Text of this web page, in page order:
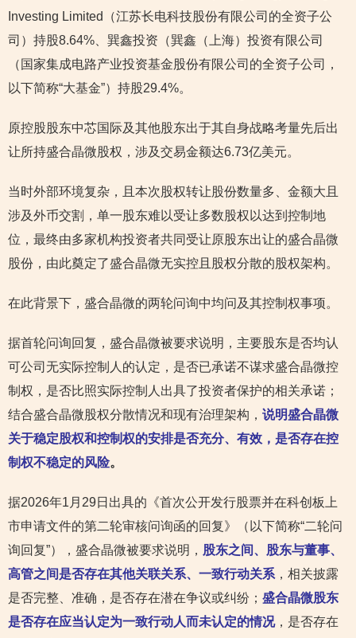
Investing Limited（江苏长电科技股份有限公司的全资子公
司）持股8.64%、巽鑫投资（巽鑫（上海）投资有限公司
（国家集成电路产业投资基金股份有限公司的全资子公司，
以下简称“大基金”）持股29.4%。
原控股股东中芯国际及其他股东出于其自身战略考量先后出
让所持盛合晶微股权，涉及交易金额达6.73亿美元。
当时外部环境复杂，且本次股权转让股份数量多、金额大且
涉及外币交割，单一股东难以受让多数股权以达到控制地
位，最终由多家机构投资者共同受让原股东出让的盛合晶微
股份，由此奠定了盛合晶微无实控且股权分散的股权架构。
在此背景下，盛合晶微的两轮问询中均问及其控制权事项。
据首轮问询回复，盛合晶微被要求说明，主要股东是否均认
可公司无实际控制人的认定，是否已承诺不谋求盛合晶微控
制权，是否比照实际控制人出具了投资者保护的相关承诺；
结合盛合晶微股权分散情况和现有治理架构， 说明盛合晶微
关于稳定股权和控制权的安排是否充分、有效，是否存在控
制权不稳定的风险。
据2026年1月29日出具的《首次公开发行股票并在科创板上
市申请文件的第二轮审核问询函的回复》（以下简称“二轮问
询回复”），盛合晶微被要求说明， 股东之间、股东与董事、
高管之间是否存在其他关联关系、一致行动关系 ，相关披露
是否完整、准确，是否存在潜在争议或纠纷； 盛合晶微股东
是否存在应当认定为一致行动人而未认定的情况，是否存在